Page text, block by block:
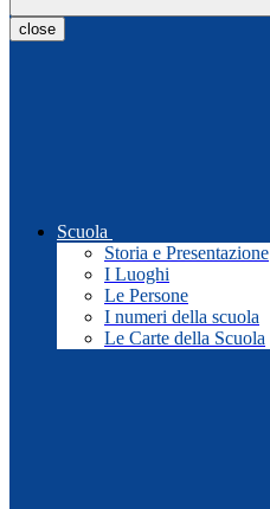
close
Scuola
Storia e Presentazione
I Luoghi
Le Persone
I numeri della scuola
Le Carte della Scuola